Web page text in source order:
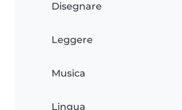
Disegnare
Leggere
Musica
Lingua